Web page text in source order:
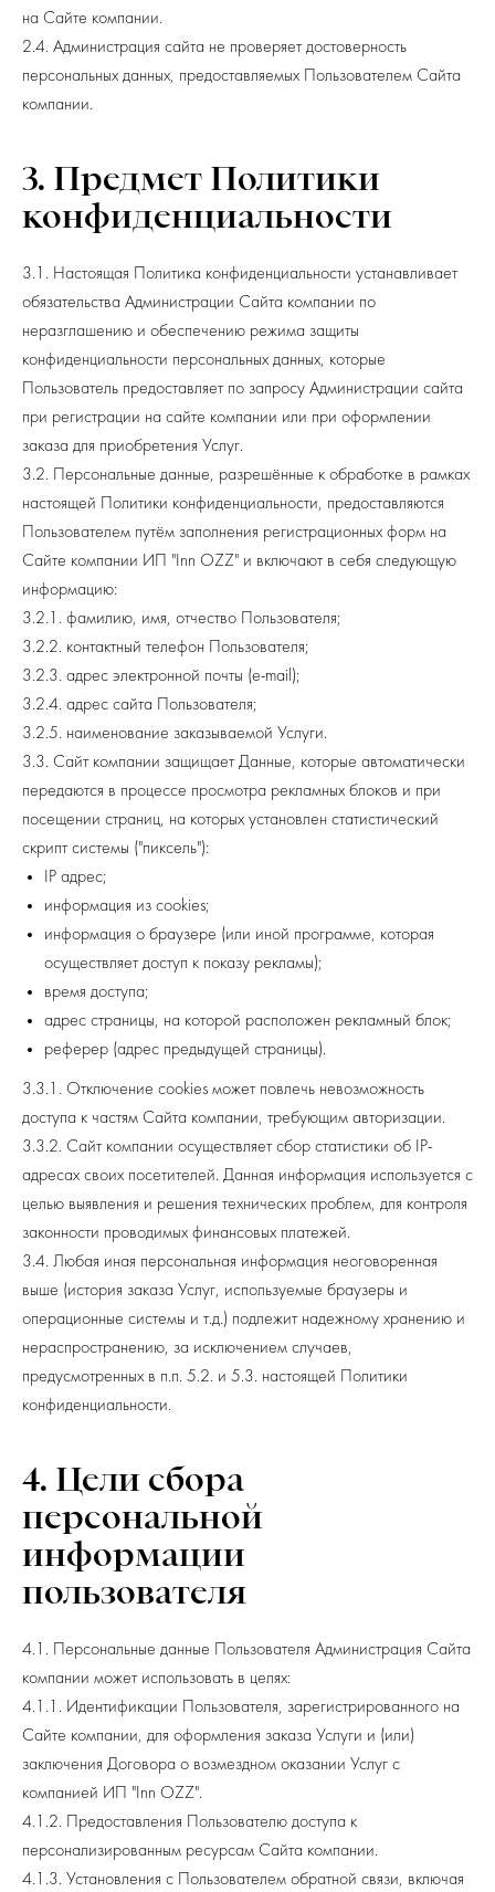
на Сайте компании.
2.4. Администрация сайта не проверяет достоверность
персональных данных, предоставляемых Пользователем Сайта
компании.
3. Предмет Политики
конфиденциальности
3.1. Настоящая Политика конфиденциальности устанавливает
обязательства Администрации Сайта компании по
неразглашению и обеспечению режима защиты
конфиденциальности персональных данных, которые
Пользователь предоставляет по запросу Администрации сайта
при регистрации на сайте компании или при оформлении
заказа для приобретения Услуг.
3.2. Персональные данные, разрешённые к обработке в рамках
настоящей Политики конфиденциальности, предоставляются
Пользователем путём заполнения регистрационных форм на
Сайте компании ИП "Inn OZZ" и включают в себя следующую
информацию:
3.2.1. фамилию, имя, отчество Пользователя;
3.2.2. контактный телефон Пользователя;
3.2.3. адрес электронной почты (e-mail);
3.2.4. адрес сайта Пользователя;
3.2.5. наименование заказываемой Услуги.
3.3. Сайт компании защищает Данные, которые автоматически
передаются в процессе просмотра рекламных блоков и при
посещении страниц, на которых установлен статистический
скрипт системы ("пиксель"):
IP адрес;
информация из cookies;
информация о браузере (или иной программе, которая
осуществляет доступ к показу рекламы);
время доступа;
адрес страницы, на которой расположен рекламный блок;
реферер (адрес предыдущей страницы).
3.3.1. Отключение cookies может повлечь невозможность
доступа к частям Сайта компании, требующим авторизации.
3.3.2. Сайт компании осуществляет сбор статистики об IP-
адресах своих посетителей. Данная информация используется с
целью выявления и решения технических проблем, для контроля
законности проводимых финансовых платежей.
3.4. Любая иная персональная информация неоговоренная
выше (история заказа Услуг, используемые браузеры и
операционные системы и т.д.) подлежит надежному хранению и
нераспространению, за исключением случаев,
предусмотренных в п.п. 5.2. и 5.3. настоящей Политики
конфиденциальности.
4. Цели сбора
персональной
информации
пользователя
4.1. Персональные данные Пользователя Администрация Сайта
компании может использовать в целях:
4.1.1. Идентификации Пользователя, зарегистрированного на
Сайте компании, для оформления заказа Услуги и (или)
заключения Договора о возмездном оказании Услуг с
компанией ИП "Inn OZZ".
4.1.2. Предоставления Пользователю доступа к
персонализированным ресурсам Сайта компании.
4.1.3. Установления с Пользователем обратной связи, включая